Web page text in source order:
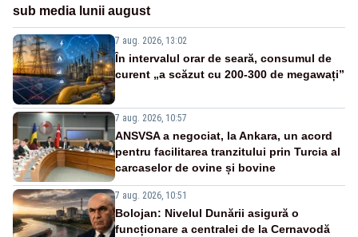
sub media lunii august
7 aug. 2026, 13:02
În intervalul orar de seară, consumul de
curent „a scăzut cu 200-300 de megawați”
7 aug. 2026, 10:57
ANSVSA a negociat, la Ankara, un acord
pentru facilitarea tranzitului prin Turcia al
carcaselor de ovine și bovine
7 aug. 2026, 10:51
Bolojan: Nivelul Dunării asigură o
funcționare a centralei de la Cernavodă